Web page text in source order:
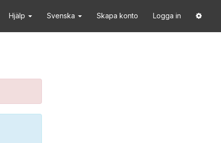
Hjälp Svenska Skapa konto Logga in